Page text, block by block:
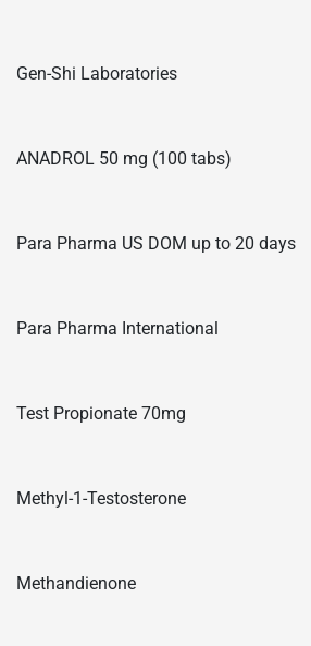
Gen-Shi Laboratories
ANADROL 50 mg (100 tabs)
Para Pharma US DOM up to 20 days
Para Pharma International
Test Propionate 70mg
Methyl-1-Testosterone
Methandienone